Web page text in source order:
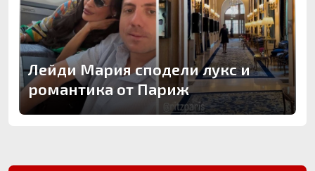
Лейди Мария сподели лукс и
романтика от Париж